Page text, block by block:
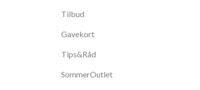
Tilbud
Gavekort
Tips&Råd
SommerOutlet